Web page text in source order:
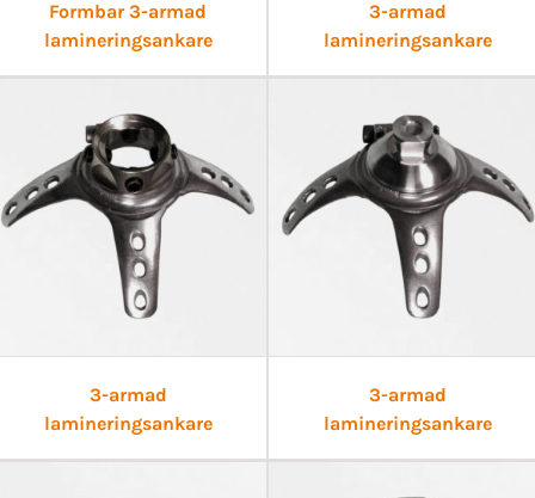
Formbar 3-armad
lamineringsankare
3-armad
lamineringsankare
3-armad
lamineringsankare
3-armad
lamineringsankare